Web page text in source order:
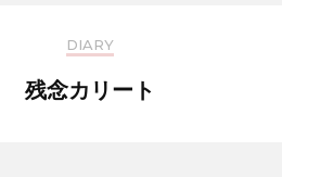
DIARY
残念カリート